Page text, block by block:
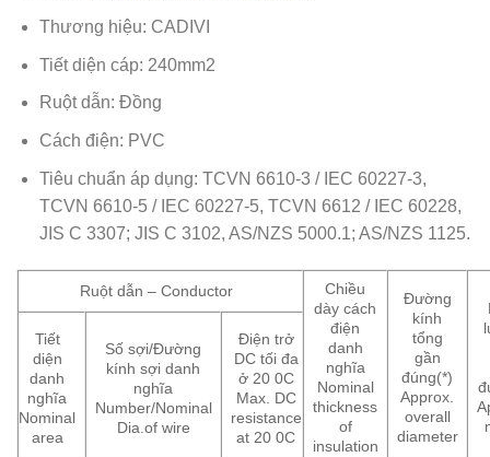
Thương hiệu: CADIVI
Tiết diện cáp: 240mm2
Ruột dẫn: Đồng
Cách điện: PVC
Tiêu chuẩn áp dụng: TCVN 6610-3 / IEC 60227-3,
TCVN 6610-5 / IEC 60227-5, TCVN 6612 / IEC 60228,
JIS C 3307; JIS C 3102, AS/NZS 5000.1; AS/NZS 1125.
Ruột dẫn – Conductor
Chiều
dày cách
điện
danh
nghĩa
Nominal
thickness
of
insulation
Đường
kính
tổng
gần
đúng(*)
Approx.
overall
diameter
Tiết
diện
danh
nghĩa
Nominal
area
Số sợi/Đường
kính sợi danh
nghĩa
Number/Nominal
Dia.of wire
Điện trở
DC tối đa
ở 20 0C
Max. DC
resistance
at 20 0C